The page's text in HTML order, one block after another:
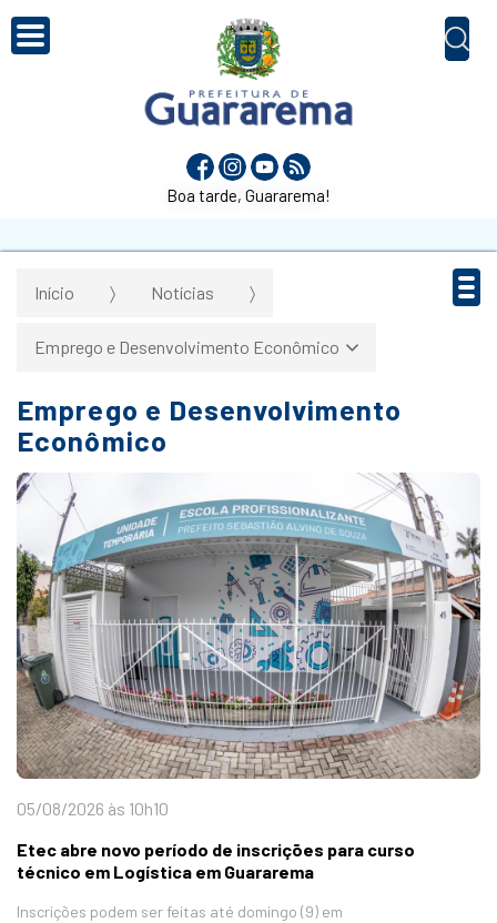
Boa tarde, Guararema!
Início Notícias
Emprego e Desenvolvimento Econômico
Emprego e Desenvolvimento
Econômico
05/08/2026 às 10h10
Etec abre novo período de inscrições para curso
técnico em Logística em Guararema
Inscrições podem ser feitas até domingo (9) em